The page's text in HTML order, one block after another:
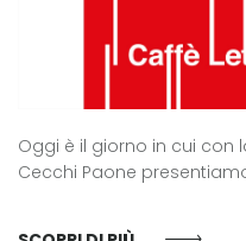
Oggi è il giorno in cui con
Cecchi Paone